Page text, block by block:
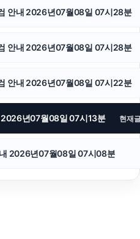
안내 2026년07월08일 07시28분
안내 2026년07월08일 07시28분
안내 2026년07월08일 07시22분
2026년07월08일 07시13분 현재
2026년07월08일 07시08분